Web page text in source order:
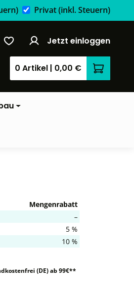
Privat(inkl. Steuern)
Jetzt einloggen
0 Artikel | 0,00 €
Mengenrabatt
–
5 %
10 %
(DE) ab 99€**